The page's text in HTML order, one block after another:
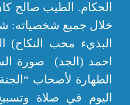
الحكام. الطيب صالح
خلال جميع شخصياته:
البذيء محب النكاح)
احمد (الجد) صورة
الطهارة لأصحاب
اليوم في صلاة